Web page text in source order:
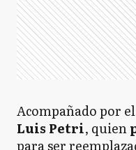
Acompañado por el
Luis Petri, quien
para ser